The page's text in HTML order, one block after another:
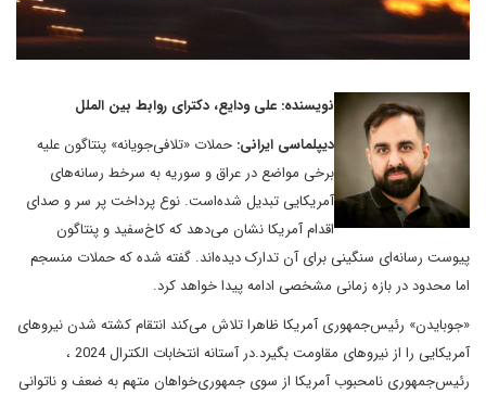
نویسنده: علی ودایع، دکترای روابط بین الملل
دیپلماسی ایرانی: حملات «تلافی‌جویانه» پنتاگون علیه
برخی مواضع در عراق و سوریه به سرخط رسانه‌های
آمریکایی تبدیل شده‌است. نوع پرداخت پر سر و صدای
اقدام آمریکا نشان می‌دهد که کاخ‌سفید و پنتاگون
پیوست رسانه‌ای سنگینی برای آن تدارک دیده‌اند. گفته شده که حملات منسجم
اما محدود در بازه زمانی مشخصی ادامه پیدا خواهد کرد.
«جوبایدن» رئیس‌جمهوری آمریکا ظاهرا تلاش می‌کند انتقام کشته شدن نیروهای
آمریکایی را از نیروهای مقاومت بگیرد.در آستانه انتخابات الکترال 2024 ،
رئیس‌جمهوری نامحبوب آمریکا از سوی جمهوری‌خواهان متهم به ضعف و ناتوانی